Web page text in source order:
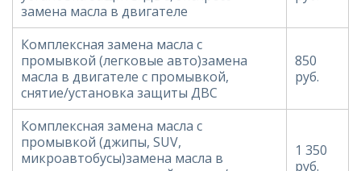
замена масла в двигателе
Комплексная замена масла с
промывкой (легковые авто)замена
масла в двигателе с промывкой,
снятие/установка защиты ДВС
850
руб.
Комплексная замена масла с
промывкой (джипы, SUV,
микроавтобусы)замена масла в
1 350
руб.